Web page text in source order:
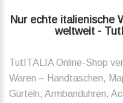
Nur echte italienische
weltweit -
TutITALIA Online-Shop
Waren – Handtaschen,
Gürteln, Armbanduhren,